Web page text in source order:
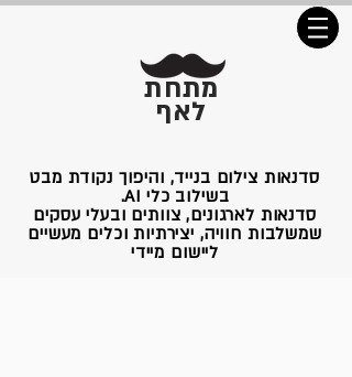
מתחת
לאף
סדנאות צילום בנייד, והיפוך נקודת מבט
בשילוב כלי AI.
סדנאות לארגונים, צוותים ובעלי עסקים
שמשלבות חוויה, יצירתיות וכלים מעשיים
ליישום מיידי